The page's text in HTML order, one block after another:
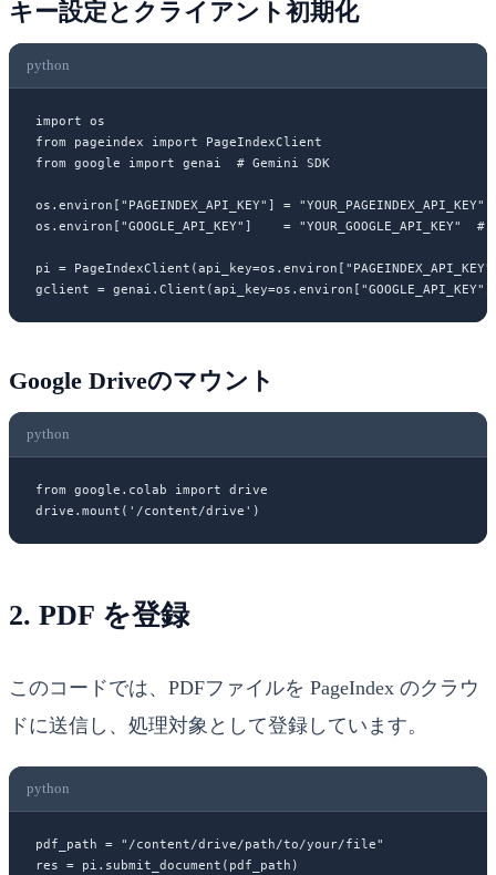
キー設定とクライアント初期化
python
import os
from pageindex import PageIndexClient
from google import genai # Gemini SDK
os.environ[ "PAGEINDEX_API_KEY" ] = "YOUR_PAGEINDEX_API_KEY"
os.environ[ "GOOGLE_API_KEY" ] = "YOUR_GOOGLE_API_KEY"
#
pi = PageIndexClient(api_key=os.environ[ "PAGEINDEX_API_KEY"
gclient = genai.Client(api_key=os.environ[ "GOOGLE_API_KEY"
Google Driveのマウント
python
from google.colab import drive
drive.mount( '/content/drive' )
2. PDF を登録
このコードでは、PDFファイルを PageIndex のクラウ
ドに送信し、処理対象として登録しています。
python
pdf_path = "/content/drive/path/to/your/file"
res = pi.submit_document(pdf_path)